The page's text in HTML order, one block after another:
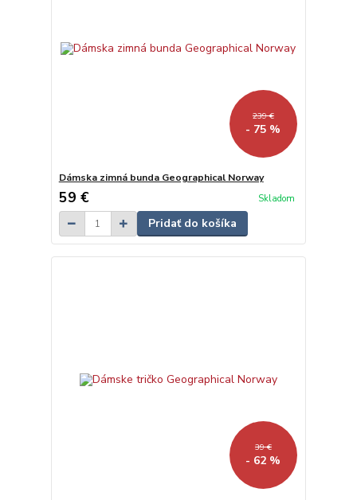
239 €
- 75 %
Dámska zimná bunda Geographical Norway
59 € Skladom
Pridať do košíka
39 €
- 62 %